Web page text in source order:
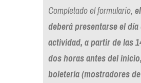
Completado el formulario,
deberá presentarse el día
actividad, a partir de las
dos horas antes del
boletería(mostradores